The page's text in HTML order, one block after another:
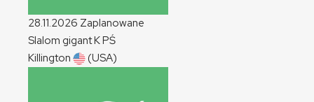
28.11.2026 Zaplanowane
Slalom gigantKPŚ
Killington
(USA)